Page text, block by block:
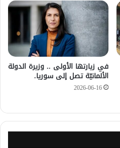
في زيارتها الأولى .. وزيرة الدولة
الألمانيّة تصل إلى سوريا.
2026-06-16